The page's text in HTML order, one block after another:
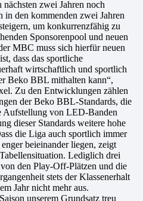
zwei Jahren noch
den kommenden zwei Jahren
um konkurrenzfähig zu
Sponsorenpool und neuen
MBC muss sich hierfür neuen
dass das sportliche
wirtschaftlich und sportlich
Beko BBL mithalten kann“,
Zu den Entwicklungen zählen
der Beko BBL-Standards, die
Aufstellung von LED-Banden
dieser Standards weitere hohe
die Liga auch sportlich immer
beieinander liegen, zeigt
Lediglich drei
den Play-Off-Plätzen und die
stets der Klassenerhalt
Jahr nicht mehr aus.
unserem Grundsatz treu